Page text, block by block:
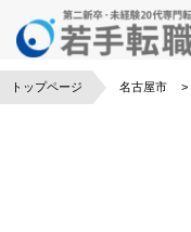
トップページ 名古屋市